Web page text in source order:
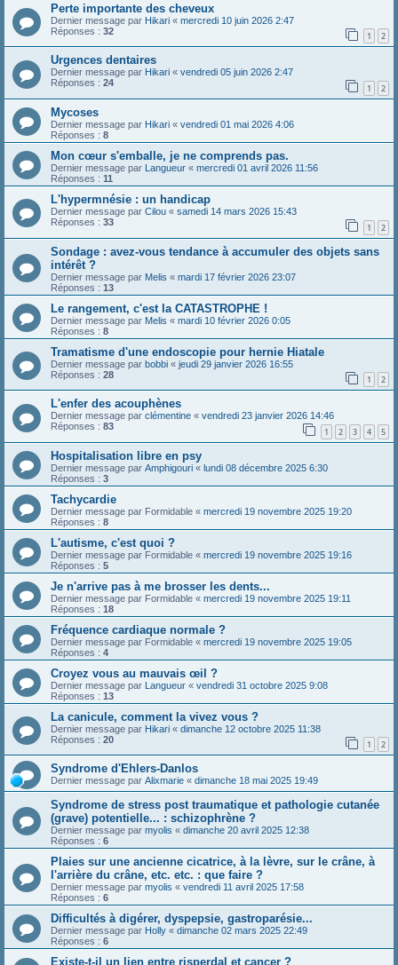
Perte importante des cheveux
Dernier message par Hikari « mercredi 10 juin 2026 2:47
Réponses : 32 1 2
Urgences dentaires
Dernier message par Hikari « vendredi 05 juin 2026 2:47
Réponses : 24 1 2
Mycoses
Dernier message par Hikari « vendredi 01 mai 2026 4:06
Réponses : 8
Mon cœur s'emballe, je ne comprends pas.
Dernier message par Langueur « mercredi 01 avril 2026 11:56
Réponses : 11
L'hypermnésie : un handicap
Dernier message par Cilou « samedi 14 mars 2026 15:43
Réponses : 33 1 2
Sondage : avez-vous tendance à accumuler des objets sans
intérêt ?
Dernier message par Melis « mardi 17 février 2026 23:07
Réponses : 13
Le rangement, c'est la CATASTROPHE !
Dernier message par Melis « mardi 10 février 2026 0:05
Réponses : 8
Tramatisme d'une endoscopie pour hernie Hiatale
Dernier message par bobbi « jeudi 29 janvier 2026 16:55
Réponses : 28 1 2
L'enfer des acouphènes
Dernier message par clémentine « vendredi 23 janvier 2026 14:46
Réponses : 83 1 2 3 4 5
Hospitalisation libre en psy
Dernier message par Amphigouri « lundi 08 décembre 2025 6:30
Réponses : 3
Tachycardie
Dernier message par Formidable « mercredi 19 novembre 2025 19:20
Réponses : 8
L'autisme, c'est quoi ?
Dernier message par Formidable « mercredi 19 novembre 2025 19:16
Réponses : 5
Je n'arrive pas à me brosser les dents...
Dernier message par Formidable « mercredi 19 novembre 2025 19:11
Réponses : 18
Fréquence cardiaque normale ?
Dernier message par Formidable « mercredi 19 novembre 2025 19:05
Réponses : 4
Croyez vous au mauvais œil ?
Dernier message par Langueur « vendredi 31 octobre 2025 9:08
Réponses : 13
La canicule, comment la vivez vous ?
Dernier message par Hikari « dimanche 12 octobre 2025 11:38
Réponses : 20 1 2
Syndrome d'Ehlers-Danlos
Dernier message par Alixmarie « dimanche 18 mai 2025 19:49
Syndrome de stress post traumatique et pathologie cutanée
(grave) potentielle... : schizophrène ?
Dernier message par myolis « dimanche 20 avril 2025 12:38
Réponses : 6
Plaies sur une ancienne cicatrice, à la lèvre, sur le crâne, à
l'arrière du crâne, etc. etc. : que faire ?
Dernier message par myolis « vendredi 11 avril 2025 17:58
Réponses : 6
Difficultés à digérer, dyspepsie, gastroparésie...
Dernier message par Holly « dimanche 02 mars 2025 22:49
Réponses : 6
Existe-t-il un lien entre risperdal et cancer ?